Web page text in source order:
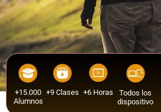
+15.000
Alumnos
+9 Clases +6 Horas
Todos los
dispositivo